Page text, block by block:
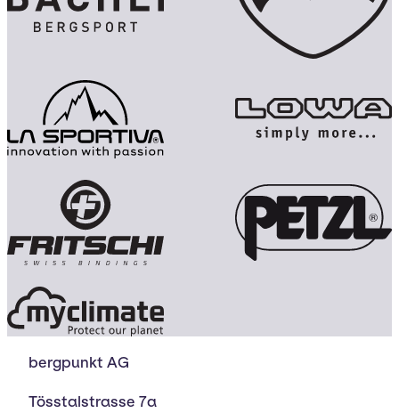
bergpunkt AG
Tösstalstrasse 7a